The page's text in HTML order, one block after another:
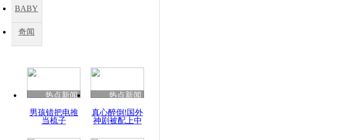
因
度苗族花山节
BABY
秀
奇闻
热点新闻
男孩错把电推
当梳子
热点新闻
真心醉倒!国外
神剧被配上中